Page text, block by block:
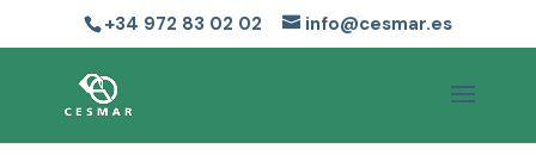
+34 972 83 02 02 info@cesmar.es